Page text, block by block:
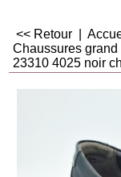
<< Retour
Chaussures grand
23310 4025 noir